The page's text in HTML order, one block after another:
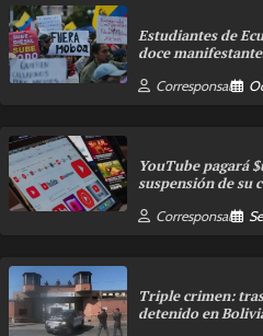
Estudiantes de
doce
Corresponsal
YouTube pagará
suspensión de su
Corresponsal
Triple crimen:
detenido en